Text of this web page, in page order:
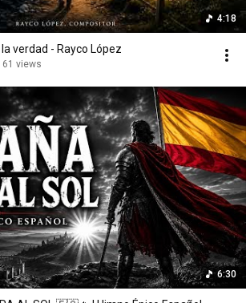
4:18
verdad - Rayco López
61 views
6:30